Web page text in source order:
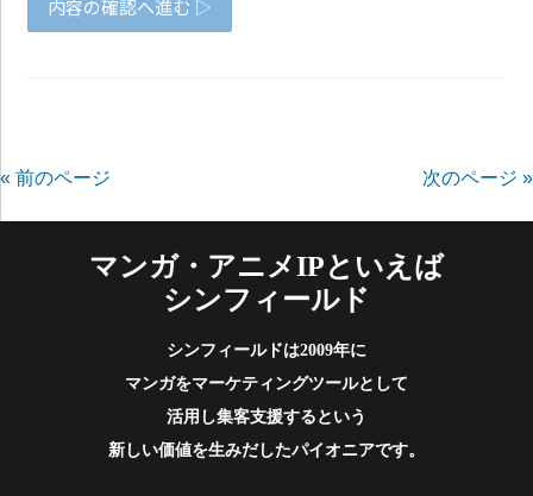
« 前のページ 次のページ »
マンガ・アニメIPといえば
シンフィールド
シンフィールドは2009年に
マンガをマーケティングツールとして
活用し集客支援するという
新しい価値を生みだしたパイオニアです。